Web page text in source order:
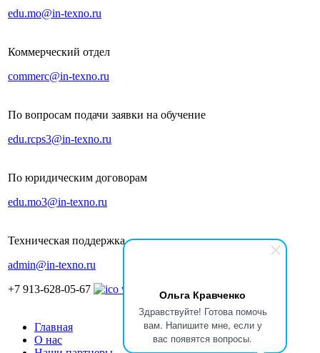
Ольга Кравченко
Здравствуйте! Готова помочь
вам. Напишите мне, если у
вас появятся вопросы.
edu.mo@in-texno.ru
Коммерческий отдел
commerc@in-texno.ru
По вопросам подачи заявки на обучение
edu.rcps3@in-texno.ru
По юридическим договорам
edu.mo3@in-texno.ru
Техническая поддержка
admin@in-texno.ru
+7 913-628-05-67
Главная
О нас